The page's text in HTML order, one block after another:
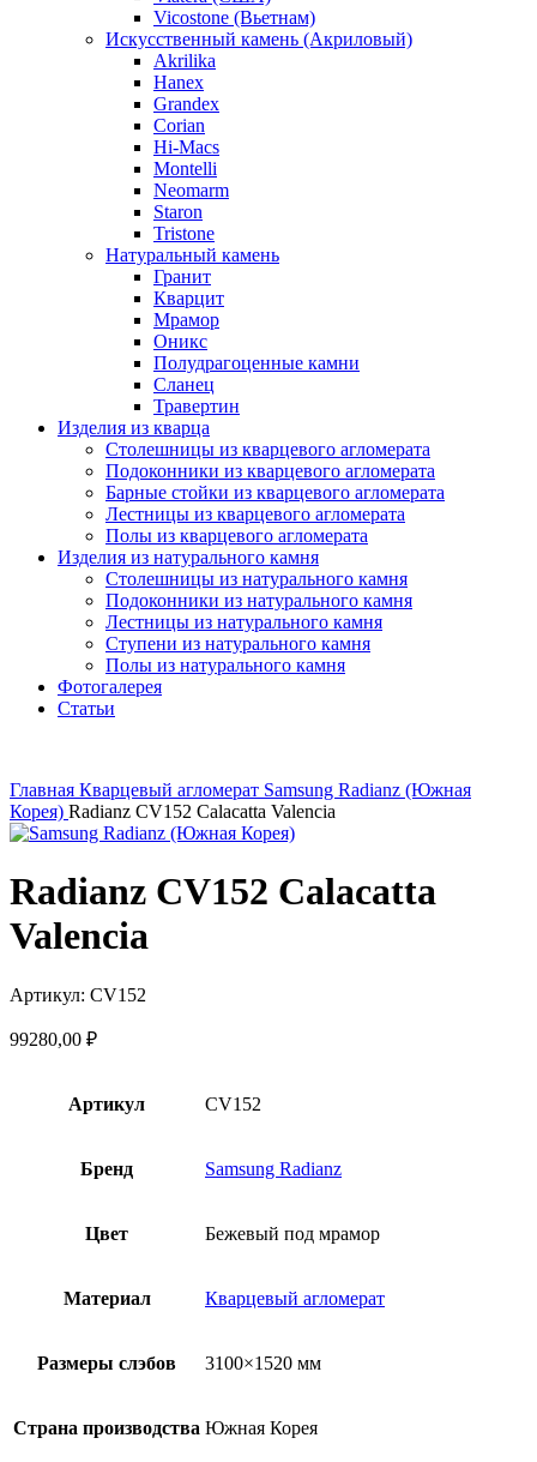
Vicostone (Вьетнам)
Искусственный камень (Акриловый)
Akrilika
Hanex
Grandex
Corian
Hi-Macs
Montelli
Neomarm
Staron
Tristone
Натуральный камень
Гранит
Кварцит
Мрамор
Оникс
Полудрагоценные камни
Сланец
Травертин
Изделия из кварца
Столешницы из кварцевого агломерата
Подоконники из кварцевого агломерата
Барные стойки из кварцевого агломерата
Лестницы из кварцевого агломерата
Полы из кварцевого агломерата
Изделия из натурального камня
Столешницы из натурального камня
Подоконники из натурального камня
Лестницы из натурального камня
Ступени из натурального камня
Полы из натурального камня
Фотогалерея
Статьи
Главная Кварцевый агломерат Samsung Radianz (Южная
Корея) Radianz CV152 Calacatta Valencia
Radianz CV152 Calacatta
Valencia
Артикул: CV152
99280,00 ₽
Артикул CV152
Бренд Samsung Radianz
Цвет Бежевый под мрамор
Материал Кварцевый агломерат
Размеры слэбов 3100×1520 мм
Страна производства Южная Корея